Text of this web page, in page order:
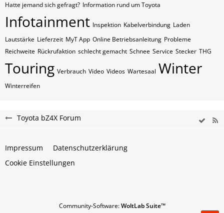
Hatte jemand sich gefragt? Information rund um Toyota
Infotainment Inspektion Kabelverbindung Laden
Lautstärke Lieferzeit MyT App Online Betriebsanleitung Probleme
Reichweite Rückrufaktion schlecht gemacht Schnee Service Stecker THG
Touring Verbrauch Video Videos Wartesaal Winter
Winterreifen
Toyota bZ4X Forum
Impressum
Datenschutzerklärung
Cookie Einstellungen
Community-Software:WoltLab Suite™